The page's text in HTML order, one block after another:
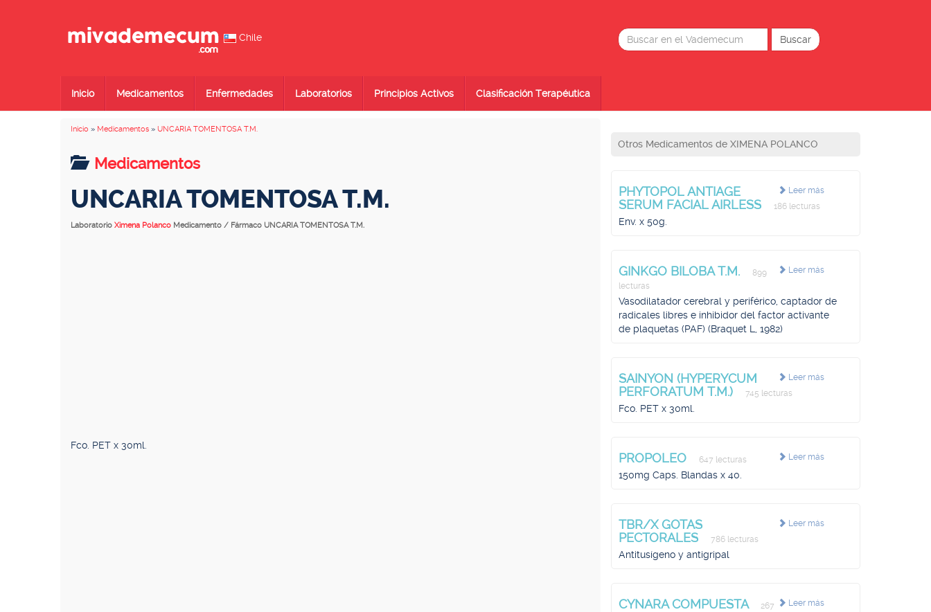
Chile
Inicio Medicamentos Enfermedades Laboratorios Principios Activos Clasificación Terapéutica
Inicio » Medicamentos » UNCARIA TOMENTOSA T.M.
Medicamentos
UNCARIA TOMENTOSA T.M.
Laboratorio Ximena Polanco Medicamento / Fármaco UNCARIA TOMENTOSA T.M.
Fco. PET x 30ml.
Otros Medicamentos de XIMENA POLANCO
Leer más
PHYTOPOL ANTIAGE
SERUM FACIAL AIRLESS
186 lecturas
Env. x 50g.
Leer más
GINKGO BILOBA T.M.
899
lecturas
Vasodilatador cerebral y periférico, captador de
radicales libres e inhibidor del factor activante
de plaquetas (PAF) (Braquet L, 1982)
Leer más
SAINYON (HYPERYCUM
PERFORATUM T.M.)
745 lecturas
Fco. PET x 30ml.
Leer más
PROPOLEO 647 lecturas
150mg Caps. Blandas x 40.
Leer más
TBR/X GOTAS
PECTORALES
786 lecturas
Antitusígeno y antigripal
Leer más
CYNARA COMPUESTA
267